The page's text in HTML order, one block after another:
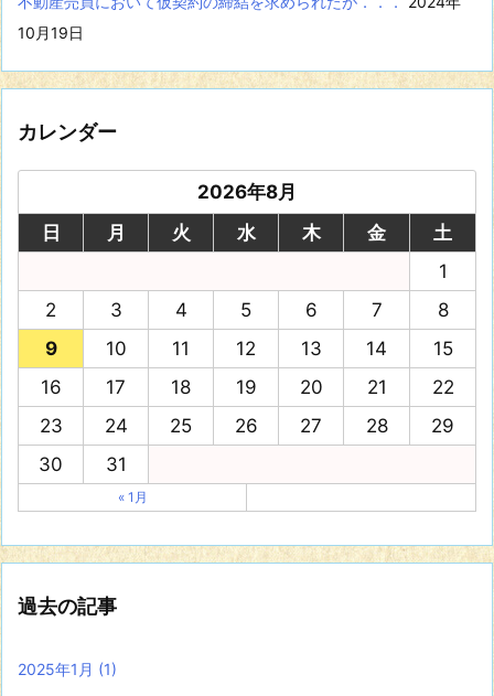
10月19日
カレンダー
2026年8月
日
月 火 水 木 金
土
1
2
3 4 5 6 7
8
9
10 11 12 13 14
15
16
17 18 19 20 21
22
23
24 25 26 27 28
29
30
31
« 1月
過去の記事
2025年1月 (1)